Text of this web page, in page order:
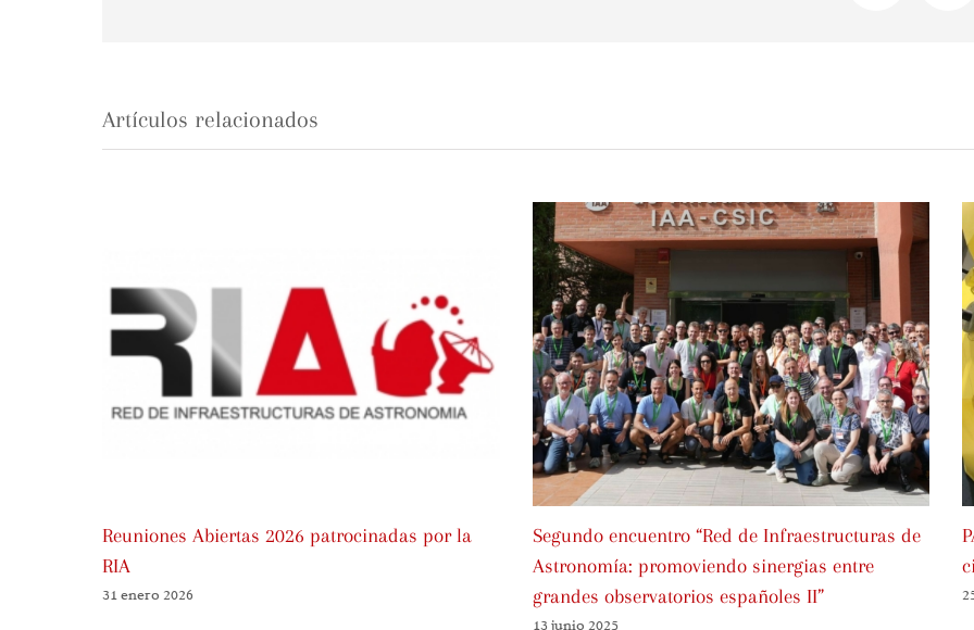
Artículos relacionados
Reuniones Abiertas 2026 patrocinadas por la
RIA
31 enero 2026
Segundo encuentro “Red de Infraestructuras de
Astronomía: promoviendo sinergias entre
grandes observatorios españoles II”
13 junio 2025